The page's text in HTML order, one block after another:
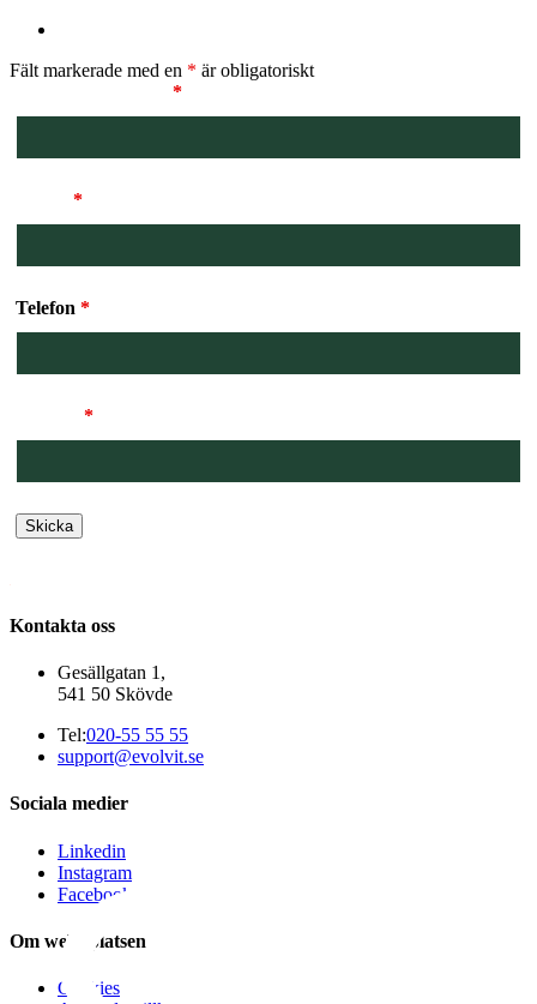
Fält markerade med en * är obligatoriskt
*
*
Telefon *
*
Kontakta oss
Gesällgatan 1,
541 50 Skövde
Tel:020-55 55 55
support@evolvit.se
Sociala medier
Linkedin
Instagram
Facebook
Om webbplatsen
Cookies